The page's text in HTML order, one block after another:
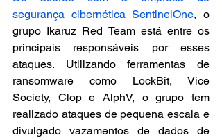
segurança cibernética SentinelOne, o
grupo Ikaruz Red Team está entre os
principais responsáveis por esses
ataques. Utilizando ferramentas de
ransomware como LockBit, Vice
Society, Clop e AlphV, o grupo tem
realizado ataques de pequena escala e
divulgado vazamentos de dados de